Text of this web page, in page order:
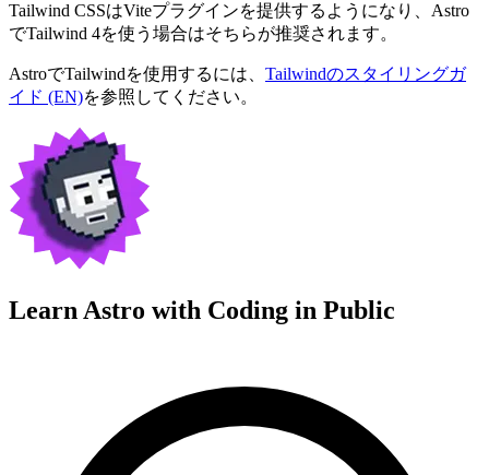
Tailwind CSSはViteプラグインを提供するようになり、Astro
でTailwind 4を使う場合はそちらが推奨されます。
AstroでTailwindを使用するには、 Tailwindのスタイリングガ
イド (EN)を参照してください。
Learn Astro with Coding in Public